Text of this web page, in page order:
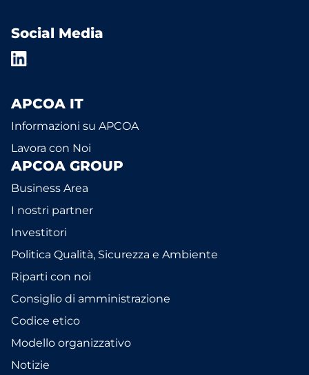
Social Media
APCOA IT
Informazioni su APCOA
Lavora con Noi
APCOA GROUP
Business Area
I nostri partner
Investitori
Politica Qualità, Sicurezza e Ambiente
Riparti con noi
Consiglio di amministrazione
Codice etico
Modello organizzativo
Notizie